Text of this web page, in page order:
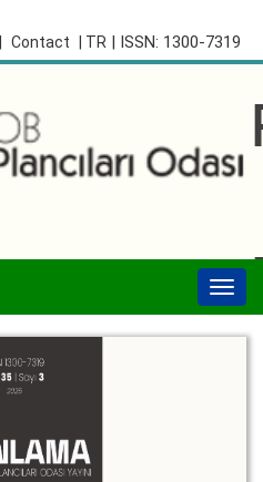
| ISSN: 1300-7319
| TR
Contact